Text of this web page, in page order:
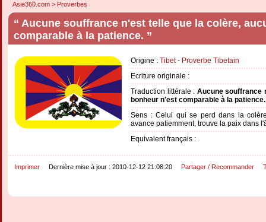
Asie360.com > Proverbes
“ Aucune souffrance n'est telle que la colère,
comparable à la patience. ”
Origine : Tibet- Proverbe Tibetain
Ecriture originale :
Traduction littérale : Aucune souffrance
bonheur n'est comparable à la patience.
Sens : Celui qui se perd dans la
avance patiemment, trouve la paix dans
Equivalent français :
Imprimer Dernière mise à jour : 2010-12-12 21:08:20 Partager / Recommander